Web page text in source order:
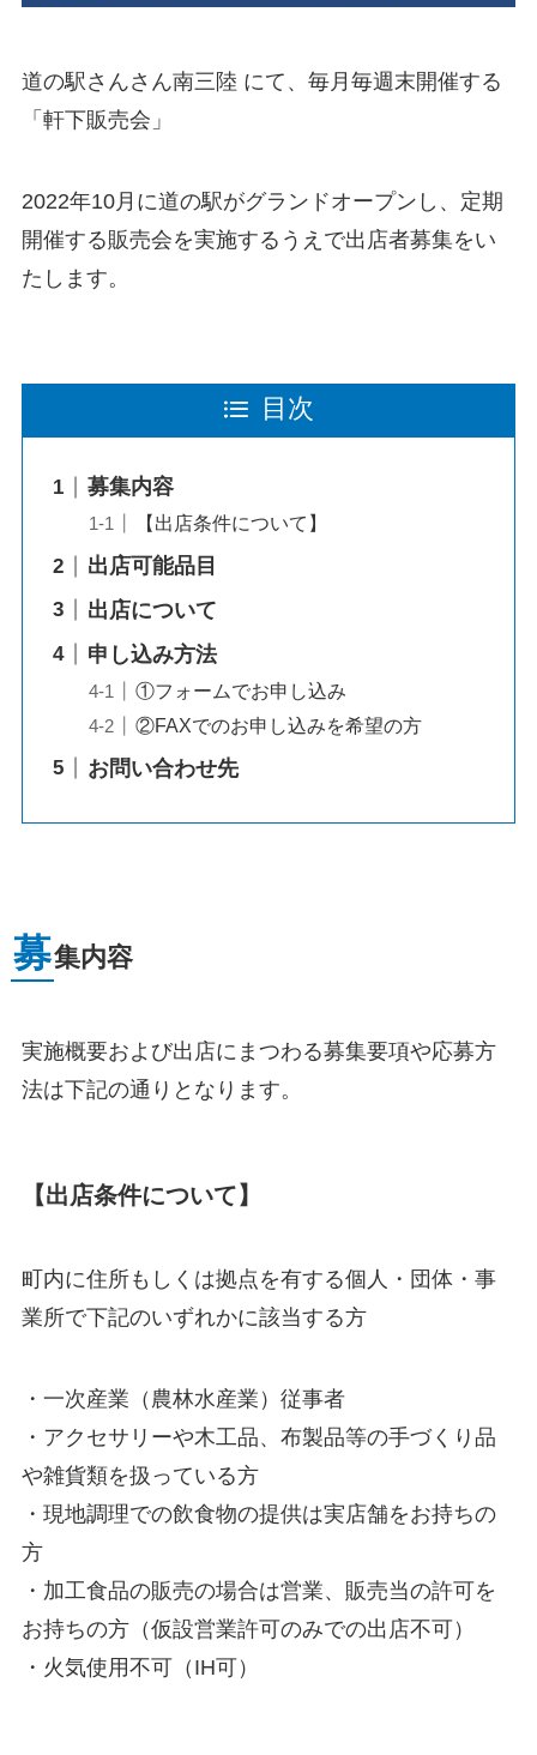
道の駅さんさん南三陸 にて、毎月毎週末開催する
「軒下販売会」
2022年10月に道の駅がグランドオープンし、定期
開催する販売会を実施するうえで出店者募集をい
たします。
目次
募集内容
【出店条件について】
出店可能品目
出店について
申し込み方法
①フォームでお申し込み
②FAXでのお申し込みを希望の方
お問い合わせ先
募集内容
実施概要および出店にまつわる募集要項や応募方
法は下記の通りとなります。
【出店条件について】
町内に住所もしくは拠点を有する個人・団体・事
業所で下記のいずれかに該当する方
・一次産業（農林水産業）従事者
・アクセサリーや木工品、布製品等の手づくり品
や雑貨類を扱っている方
・現地調理での飲食物の提供は実店舗をお持ちの
方
・加工食品の販売の場合は営業、販売当の許可を
お持ちの方（仮設営業許可のみでの出店不可）
・火気使用不可（IH可）